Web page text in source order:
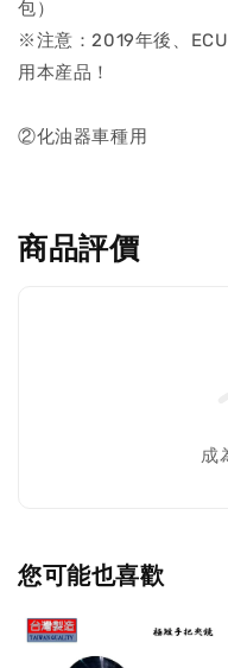
包）
※注意：2019年後、
用本産品！
②化油器車種用
商品評價
成
您可能也喜歡